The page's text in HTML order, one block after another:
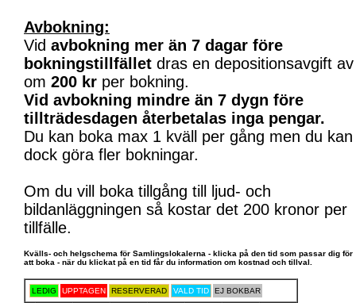
Avbokning:
Vid avbokning mer än 7 dagar före
bokningstillfället dras en depositionsavgift av
om 200 kr per bokning.
Vid avbokning mindre än 7 dygn före
tillträdesdagen återbetalas inga pengar.
Du kan boka max 1 kväll per gång men du kan
dock göra fler bokningar.
Om du vill boka tillgång till ljud- och
bildanläggningen så kostar det 200 kronor per
tillfälle.
Kvälls- och helgschema för Samlingslokalerna - klicka på den tid som passar dig för
att boka - när du klickat på en tid får du information om kostnad och tillval.
LEDIG UPPTAGEN RESERVERAD VALD TID EJ BOKBAR